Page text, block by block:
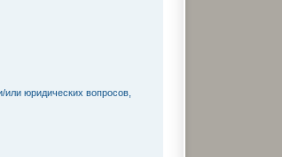
или юридических вопросов,